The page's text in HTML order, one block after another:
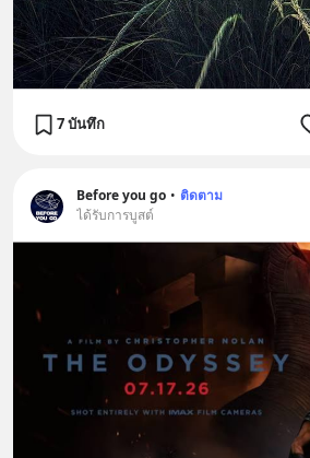
7 บันทึก
Before you go • ติดตาม
ได้รับการบูสต์